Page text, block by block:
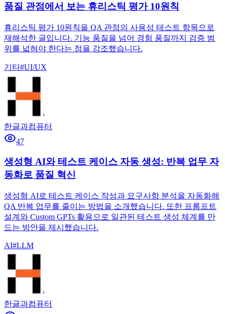
품질 관점에서 보는 휴리스틱 평가 10원칙
휴리스틱 평가 10원칙을 QA 관점의 사용성 테스트 항목으로
재해석한 글입니다. 기능 품질을 넘어 경험 품질까지 검증 범
위를 넓혀야 한다는 점을 강조했습니다.
기타#UI/UX
한글과컴퓨터
47
생성형 AI와 테스트 케이스 자동 생성: 반복 업무 자
동화로 품질 혁신
생성형 AI로 테스트 케이스 작성과 요구사항 분석을 자동화해
QA 반복 업무를 줄이는 방법을 소개했습니다. 또한 프롬프트
설계와 Custom GPTs 활용으로 일관된 테스트 생성 체계를 만
드는 방안을 제시했습니다.
AI#LLM
한글과컴퓨터